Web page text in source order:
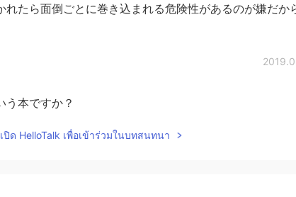
れたら面倒ごとに巻き込まれる危険性があるのが嫌だか
う本ですか？
เปิด HelloTalk เพื่อเข้าร่วมในบทสนทนา